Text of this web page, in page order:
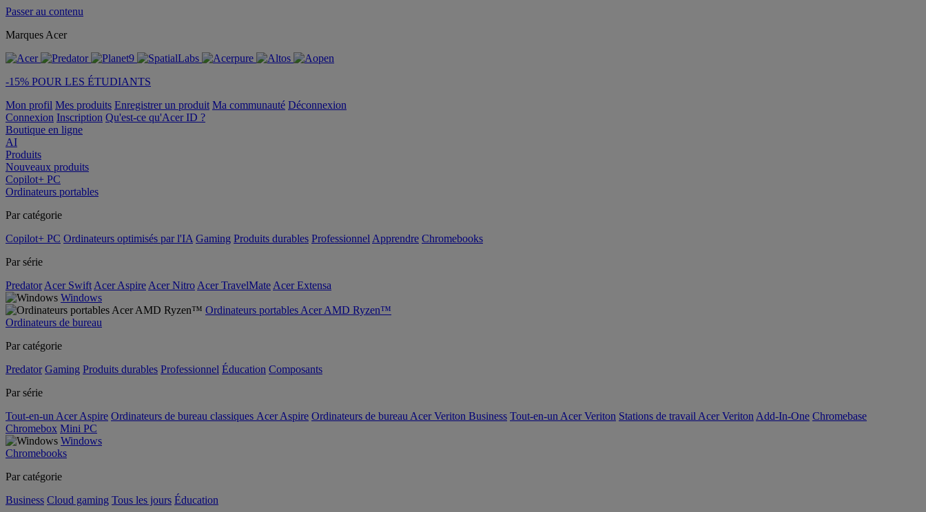
Passer au contenu
Marques Acer
-15% POUR LES ÉTUDIANTS
Mon profil Mes produits Enregistrer un produit Ma communauté Déconnexion
Connexion Inscription Qu'est-ce qu'Acer ID ?
Boutique en ligne
AI
Produits
Nouveaux produits
Copilot+ PC
Ordinateurs portables
Par catégorie
Copilot+ PC Ordinateurs optimisés par l'IA Gaming Produits durables Professionnel Apprendre Chromebooks
Par série
Predator Acer Swift Acer Aspire Acer Nitro Acer TravelMate Acer Extensa
Windows
Ordinateurs portables Acer AMD Ryzen™
Ordinateurs de bureau
Par catégorie
Predator Gaming Produits durables Professionnel Éducation Composants
Par série
Tout-en-un Acer Aspire Ordinateurs de bureau classiques Acer Aspire Ordinateurs de bureau Acer Veriton Business Tout-en-un Acer Veriton Stations de travail Acer Veriton Add-In-One Chromebase
Chromebox Mini PC
Windows
Chromebooks
Par catégorie
Business Cloud gaming Tous les jours Éducation